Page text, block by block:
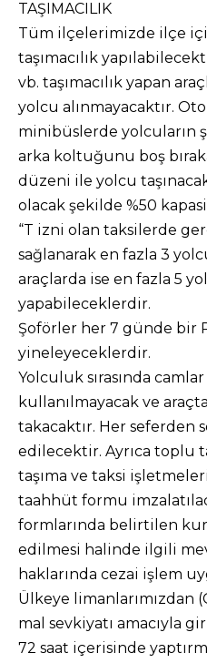
TAŞIMACILIK
Tüm ilçelerimizde ilçe içi
taşımacılık
vb. taşımacılık yapan
yolcu alınmayacaktır.
minibüslerde yolcuların
arka koltuğunu boş
düzeni ile yolcu
olacak şekilde %50
“T izni olan taksilerde
sağlanarak en fazla 3
araçlarda ise en fazla 5
yapabileceklerdir.
Şoförler her 7 günde bir
yineleyeceklerdir.
Yolculuk sırasında
kullanılmayacak ve
takacaktır. Her seferden
edilecektir. Ayrıca toplu
taşıma ve taksi
taahhüt formu
formlarında belirtilen
edilmesi halinde ilgili
haklarında cezai işlem
Ülkeye limanlarımızdan
mal sevkiyatı amacıyla
72 saat içerisinde